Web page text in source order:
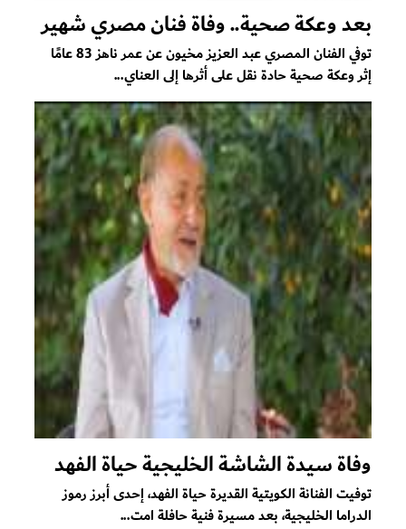
بعد وعكة صحية.. وفاة فنان مصري شهير
توفي الفنان المصري عبد العزيز مخيون عن عمر ناهز 83 عامًا
إثر وعكة صحية حادة نقل على أثرها إلى العناي...
وفاة سيدة الشاشة الخليجية حياة الفهد
توفيت الفنانة الكويتية القديرة حياة الفهد، إحدى أبرز رموز
الدراما الخليجية، بعد مسيرة فنية حافلة امت...